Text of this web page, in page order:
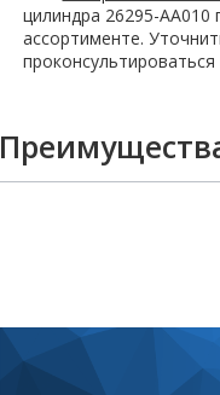
цилиндра 26295-
ассортименте.